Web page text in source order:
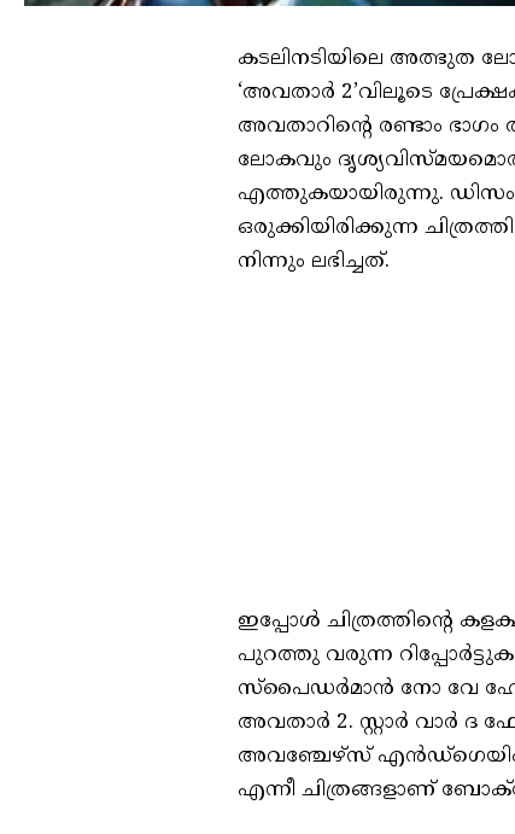
കടലിനടിയിലെ അത്ഭുത
‘അവതാർ 2’വിലൂടെ
അവതാറിന്റെ രണ്ടാം
ലോകവും
എത്തുകയായിരുന്നു.
ഒരുക്കിയിരിക്കുന്ന
നിന്നും ലഭിച്ചത്.
ഇപ്പോൾ ചിത്രത്തിന്റെ
പുറത്തു വരുന്ന
സ്‌പൈഡര്‍മാന്‍ നോ വേ
അവതാർ 2. സ്റ്റാര്‍ വാര്‍
അവഞ്ചേഴ്‌സ് എൻഡ്ഗെയിം,
എന്നീ ചിത്രങ്ങളാണ്